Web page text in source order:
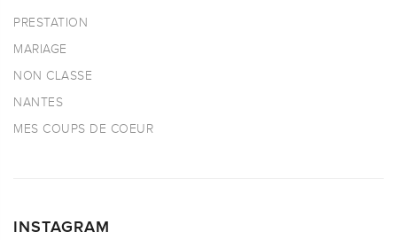
PRESTATION
MARIAGE
NON CLASSE
NANTES
MES COUPS DE COEUR
INSTAGRAM